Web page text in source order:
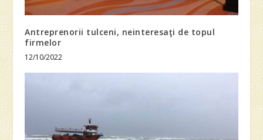
Antreprenorii tulceni, neinteresaţi de topul
firmelor
12/10/2022